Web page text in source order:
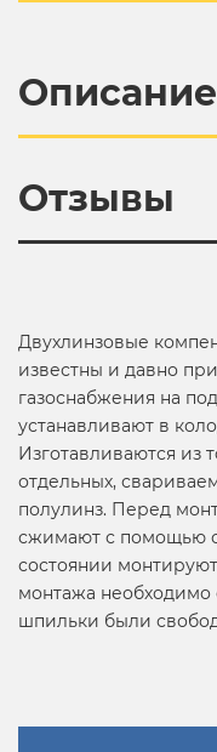
Описание
Отзывы
Двухлинзовые
известны и давно
газоснабжения на
устанавливают в
Изготавливаются из
отдельных,
полулинз. Перед
сжимают с помощью
состоянии
монтажа необходимо
шпильки были